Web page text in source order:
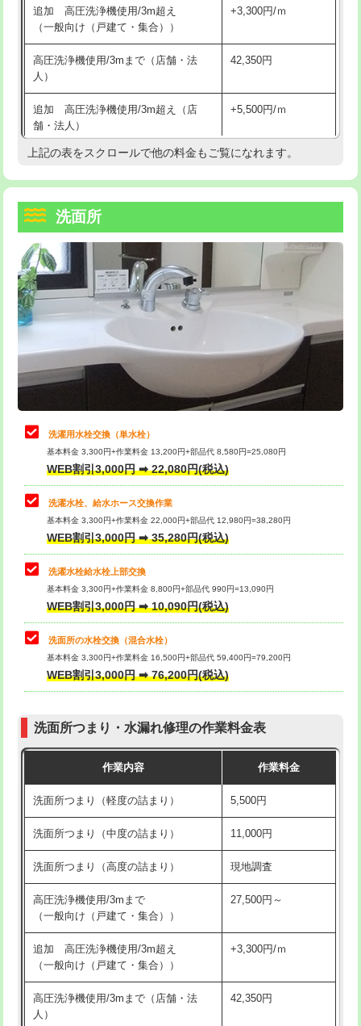
マス交換（深さ50㎝以上） 66,000円
コンクリート斫り（厚さ10㎝まで） 27,500円
コンクリート斫り（厚さ10㎝超え）
モルタル補修（厚さ10㎝まで）
モルタル補修（厚さ10㎝超え） 38,500円
洗面台設置 38,500円
追加人工
廃棄・処分 現場見積
※給水管工事は20mmまでの価格です。
持込商品取付（混合水栓） 16,500円
給水管工事※（ホール加工)
給水管工事※（バンド止め) 3,300円
給水管工事※（支持金具設置) 5,500円
給水管工事※（保温材使用（バンド止
め込み）)
5,500円
給水管工事※（土の掘削・埋め戻し作
業)
11,000円
給水管工事※（塩ビ管（VP・HI）使
用/3ｍまで)
33,000円
給水管工事※（塩ビ管（VP・HI）使
用（追加）/3ｍ超え)
給水管工事※（ライニング鋼管・銅
管・ポリ管・HT管使用/3ｍまで)
44,000円
給水管工事※（ライニング鋼管・銅
管・ポリ管・HT管使用/3ｍ超え)
排水管工事（土の掘削・埋め戻し作
業）
排水管工事（排水管工事/3ｍまで） 55,000円
排水管工事（追加 排水管工事/3ｍ超
え）
マス交換（土の掘削・埋め戻し作業）
マス交換（深さ50㎝未満）
マス交換（深さ50㎝以上）
モルタル補修（厚さ10㎝まで） 27,500円
モルタル補修（厚さ10㎝超え） 38,500円
洗面台設置 38,500円
バスタブ設置 現場見積
追加人工 16,500円
廃棄・処分
※給水管工事は20mmまでの価格です。
追加 高圧洗浄機使用/3m超え
（一般向け（戸建て・集合））
+3,300円/ｍ
高圧洗浄機使用/3mまで（店舗・法
人）
42,350円
追加 高圧洗浄機使用/3m超え（店
舗・法人）
+5,500円/ｍ
高度高圧洗浄換 現地調査
トーラー機使用/3mまで
追加トーラー機使用/3m超え +3,300円
カメラ調査 33,000円
桝清掃
止水・漏水調査・防水処理・清掃・修
理・調整・分解・加工など（軽作業）
11,000円
止水・漏水調査・防水処理・清掃・修
理・調整・分解・加工など（中作業）
22,000円
止水・漏水調査・防水処理・清掃・修
理・調整・分解・加工など（重作業）
33,000円
キッチンタンク脱着
その他部品の脱着
交換・取付（タンク）
交換・取付(単水栓（壁付・デッキ
式）)
交換・取付(混合水栓（壁付・デッキ
式・ワンホール）)
16,500円+材料費
（P/S/ポップアップ））
交換・取付（その他部品） 11,000円+材料費
持込商品取付（単水栓） 13,200円
持込商品取付（混合水栓） 16,500円
持込商品取付（浄水器・分岐水栓） 16,500円
給水管工事※（ホール加工) 16,500円
給水管工事※（バンド止め)
給水管工事※（支持金具設置) 5,500円
給水管工事※（保温材使用（バンド止
め込み）)
5,500円
上記の表をスクロールで他の料金もご覧になれます。
洗面所
洗濯用水栓交換（単水栓）
基本料金 3,300円+作業料金 13,200円+部品代 8,580円=25,080円
WEB割引3,000円 ➡ 22,080円(税込)
洗濯水栓、給水ホース交換作業
基本料金 3,300円+作業料金 22,000円+部品代 12,980円=38,280円
WEB割引3,000円 ➡ 35,280円(税込)
洗濯水栓給水栓上部交換
基本料金 3,300円+作業料金 8,800円+部品代 990円=13,090円
WEB割引3,000円 ➡ 10,090円(税込)
洗面所の水栓交換（混合水栓）
基本料金 3,300円+作業料金 16,500円+部品代 59,400円=79,200円
WEB割引3,000円 ➡ 76,200円(税込)
洗面所つまり・水漏れ修理の作業料金表
作業内容 作業料金
洗面所つまり（軽度の詰まり） 5,500円
洗面所つまり（中度の詰まり） 11,000円
洗面所つまり（高度の詰まり） 現地調査
高圧洗浄機使用/3mまで
（一般向け（戸建て・集合））
27,500円～
追加 高圧洗浄機使用/3m超え
（一般向け（戸建て・集合））
+3,300円/ｍ
高圧洗浄機使用/3mまで（店舗・法
人）
42,350円